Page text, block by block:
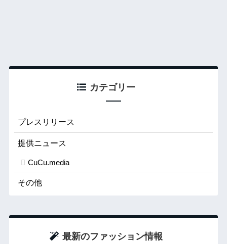
カテゴリー
プレスリリース
提供ニュース
CuCu.media
その他
最新のファッション情報